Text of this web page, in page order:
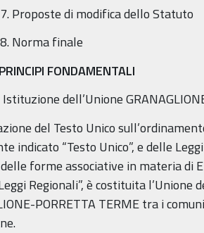
Proposte di modifica dello Statuto
Norma finale
FONDAMENTALI
dell’Unione
del Testo Unico
indicato “Testo Unico”, e delle
forme associative in materia di
Regionali”, è costituita l’Unione
PORRETTA TERME tra i